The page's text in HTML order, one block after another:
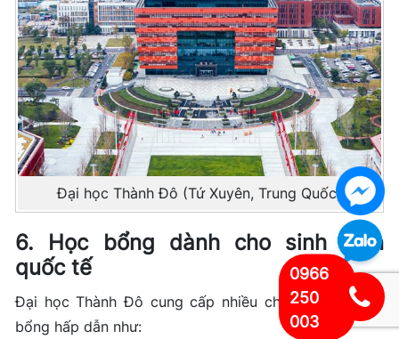
Đại học Thành Đô (Tứ Xuyên, Trung Quốc)
6. Học bổng dành cho sinh viên
quốc tế
Đại học Thành Đô cung cấp nhiều chương trình học
bổng hấp dẫn như:
0966
250
003